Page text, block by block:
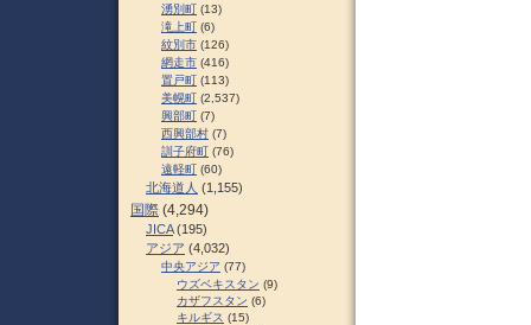
湧別町 (13)
滝上町 (6)
紋別市 (126)
網走市 (416)
置戸町 (113)
美幌町 (2,537)
興部町 (7)
西興部村 (7)
訓子府町 (76)
遠軽町 (60)
北海道人 (1,155)
国際 (4,294)
JICA(195)
アジア (4,032)
中央アジア (77)
ウズベキスタン (9)
カザフスタン (6)
キルギス (15)